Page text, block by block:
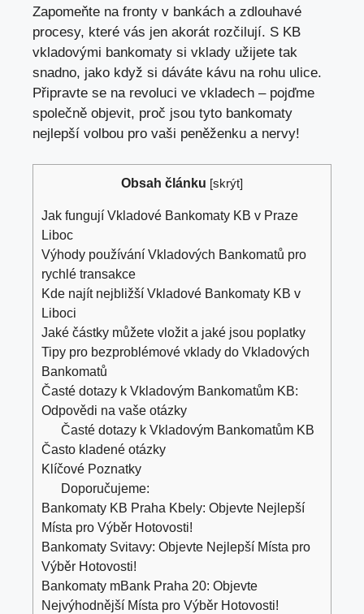
Zapomeňte na fronty v bankách a zdlouhavé
procesy, které vás jen akorát rozčilují. S KB
vkladovými bankomaty si vklady užijete tak
snadno, jako když si dáváte kávu na rohu ulice.
Připravte se na revoluci ve vkladech – pojďme
společně objevit, proč jsou tyto bankomaty
nejlepší volbou pro vaši peněženku a nervy!
Obsah článku [skrýt]
Jak fungují Vkladové Bankomaty KB v Praze
Liboc
Výhody používání Vkladových Bankomatů pro
rychlé transakce
Kde najít nejbližší Vkladové Bankomaty KB v
Liboci
Jaké částky můžete vložit a jaké jsou poplatky
Tipy pro bezproblémové vklady do Vkladových
Bankomatů
Časté dotazy k Vkladovým Bankomatům KB:
Odpovědi na vaše otázky
Časté dotazy k Vkladovým Bankomatům KB
Často kladené otázky
Klíčové Poznatky
Doporučujeme:
Bankomaty KB Praha Kbely: Objevte Nejlepší
Místa pro Výběr Hotovosti!
Bankomaty Svitavy: Objevte Nejlepší Místa pro
Výběr Hotovosti!
Bankomaty mBank Praha 20: Objevte
Nejvýhodnější Místa pro Výběr Hotovosti!